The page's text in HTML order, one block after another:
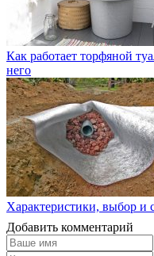
Как работает торфяной
него
Характеристики, выбор и
Добавить комментарий